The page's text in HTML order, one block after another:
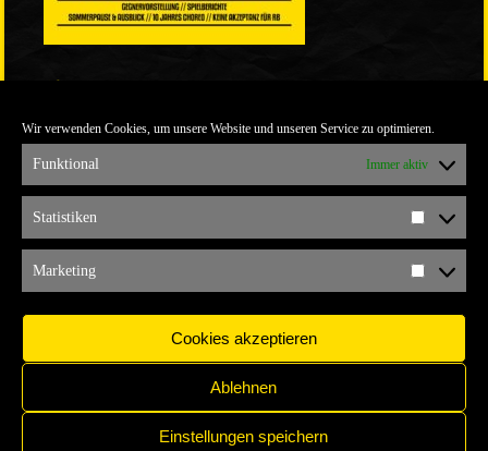
Wir verwenden Cookies, um unsere Website und unseren Service zu optimieren.
Funktional Immer aktiv
Statistiken
Marketing
Cookies akzeptieren
Ablehnen
Einstellungen speichern
ULTRABLOG DER YELLOW CONNECTION
ALEMANNIA VERKAUFT MAN NICHT
ARCHIV
ARCHIV